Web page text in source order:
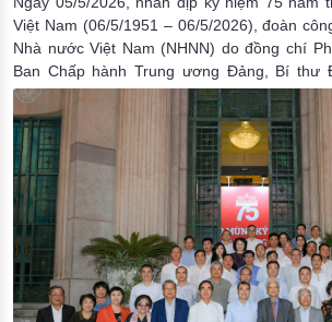
Việt Nam (06/5/1951 – 06/5/2026), đoàn
Nhà nước Việt Nam (NHNN) do đồng chí
Ban Chấp hành Trung ương Đảng, Bí thư
NHNN làm Trưởng đoàn đã tổ chức
dâng hương, dâng hoa tại các khu di tích
liền với sự hình thành và phát triển của
“uống nước nhớ nguồn”, tri ân các thế hệ đi